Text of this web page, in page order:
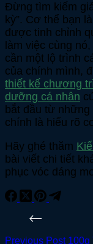
Đừng tìm kiếm
kỳ”. Cơ thể bạn
được tinh chỉnh
làm việc cùng
cần một lộ trình
của chính mình,
thiết kế chương
dưỡng cá nhân
bắt đầu từ
chính là hiểu rõ
Hãy ghé thăm
bài viết chi tiết
phục vóc dáng
Previous Post 100g